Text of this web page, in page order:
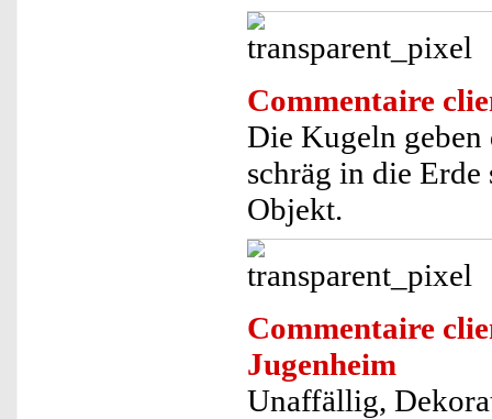
Commentaire
Die Kugeln geben
schräg in die
Objekt.
Commentaire
Jugenheim
Unaffällig,